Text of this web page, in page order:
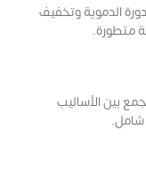
الدموية وتخفيف
متطورة.
بين الأساليب
شامل.